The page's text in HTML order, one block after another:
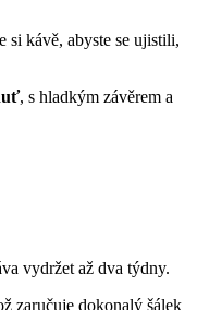
si kávě, abyste se ujistili,
, s hladkým závěrem a
vydržet až dva týdny.
zaručuje dokonalý šálek